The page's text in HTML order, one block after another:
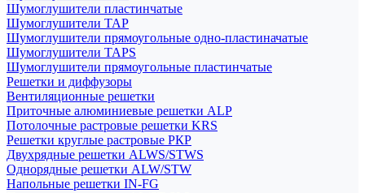
Шумоглушители пластинчатые
Шумоглушители TAP
Шумоглушители прямоугольные одно-пластиначатые
Шумоглушители TAPS
Шумоглушители прямоугольные пластинчатые
Решетки и диффузоры
Вентиляционные решетки
Приточные алюминиевые решетки ALP
Потолочные растровые решетки KRS
Решетки круглые растровые РКР
Двухрядные решетки ALWS/STWS
Однорядные решетки ALW/STW
Напольные решетки IN-FG